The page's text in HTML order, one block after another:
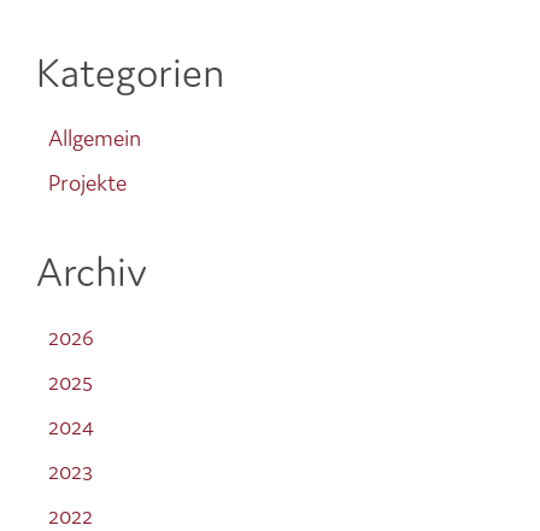
Kategorien
Allgemein
Projekte
Archiv
2026
2025
2024
2023
2022